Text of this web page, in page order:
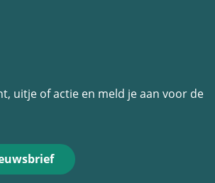
uitje of actie en meld je aan voor de